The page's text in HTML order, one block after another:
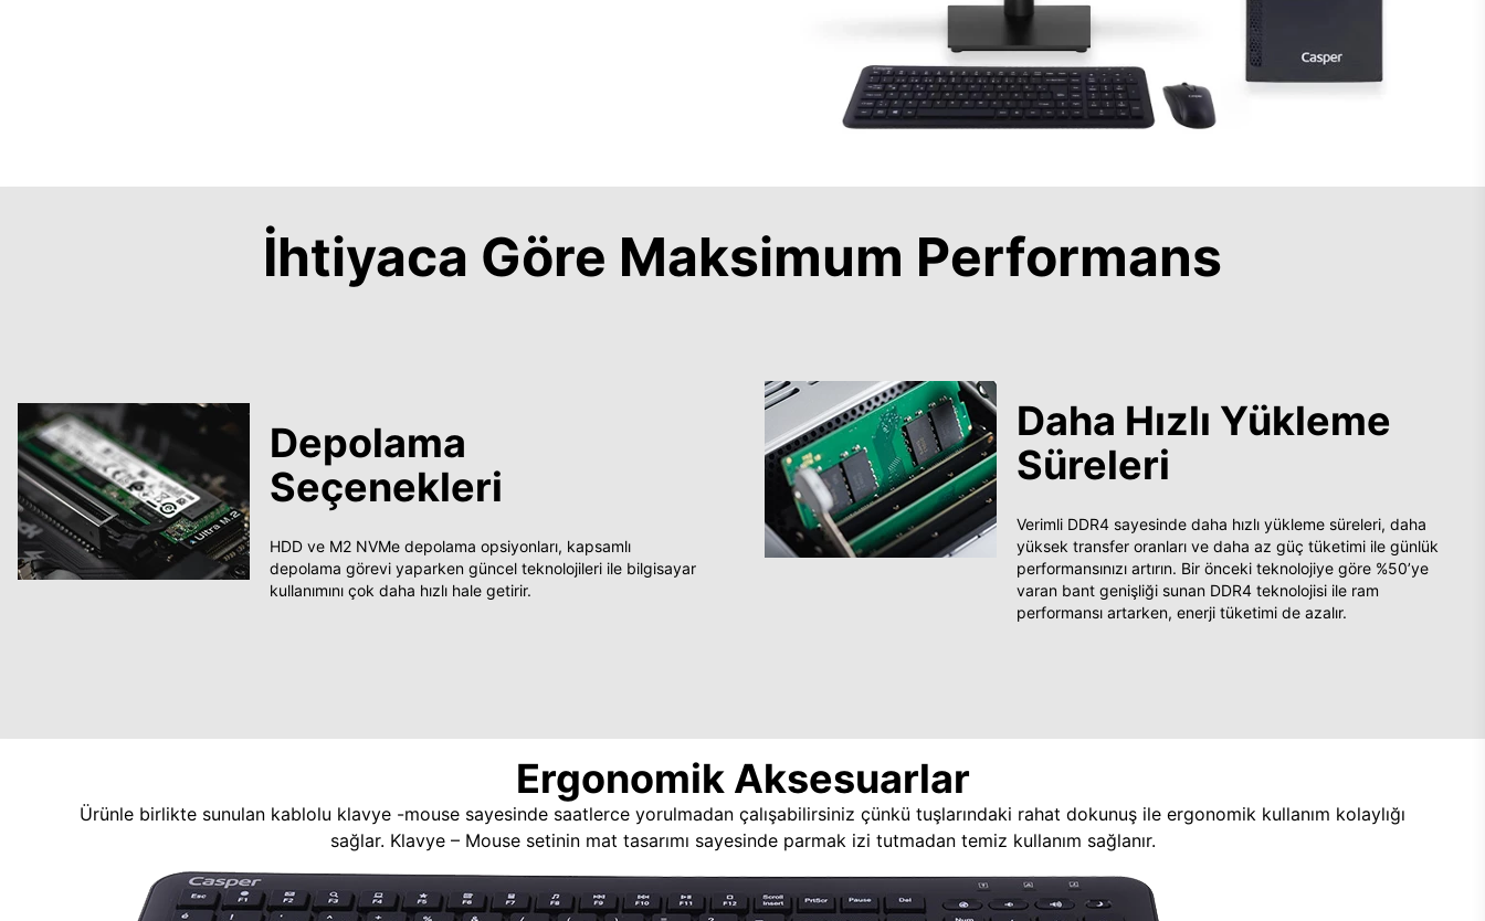
İhtiyaca Göre Maksimum Performans
Depolama
Seçenekleri
HDD ve M2 NVMe depolama opsiyonları, kapsamlı
depolama görevi yaparken güncel teknolojileri ile bilgisayar
kullanımını çok daha hızlı hale getirir.
Daha Hızlı Yükleme
Süreleri
Verimli DDR4 sayesinde daha hızlı yükleme süreleri, daha
yüksek transfer oranları ve daha az güç tüketimi ile günlük
performansınızı artırın. Bir önceki teknolojiye göre %50’ye
varan bant genişliği sunan DDR4 teknolojisi ile ram
performansı artarken, enerji tüketimi de azalır.
Ergonomik Aksesuarlar
Ürünle birlikte sunulan kablolu klavye -mouse sayesinde saatlerce yorulmadan çalışabilirsiniz çünkü tuşlarındaki rahat dokunuş ile ergonomik kullanım kolaylığı
sağlar. Klavye – Mouse setinin mat tasarımı sayesinde parmak izi tutmadan temiz kullanım sağlanır.